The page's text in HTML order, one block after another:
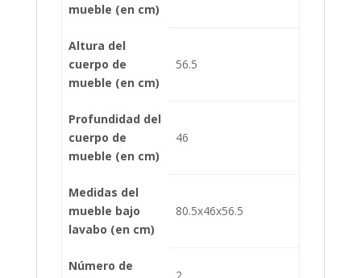
mueble (en cm)
Altura del
cuerpo de
mueble (en cm)
56.5
Profundidad del
cuerpo de
mueble (en cm)
46
Medidas del
mueble bajo
lavabo (en cm)
80.5x46x56.5
Número de